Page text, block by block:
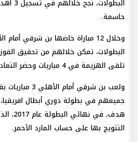
حاسمة.
وخلال 12 مباراة خاضها بن شرقي
تلقى الهزيمة في 4 مباريات وحضر التعادل في 3 مباريات.
ولعب بن شرقي
جميعهم في بطولة دوري أبطال
هدف، في
التتويج بها على حساب المارد الأحمر.